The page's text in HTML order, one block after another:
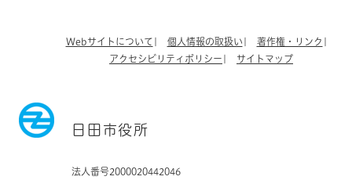
Webサイトについて 個人情報の取扱い
著作権・リンク
アクセシビリティポリシー
サイトマップ
日田市役所
法人番号2000020442046